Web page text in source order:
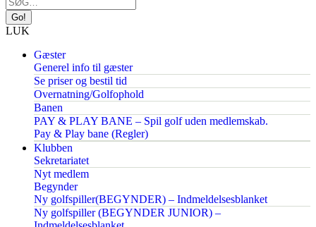
LUK
Gæster
Generel info til gæster
Se priser og bestil tid
Overnatning/Golfophold
Banen
PAY & PLAY BANE – Spil golf uden medlemskab.
Pay & Play bane (Regler)
Klubben
Sekretariatet
Nyt medlem
Begynder
Ny golfspiller(BEGYNDER) – Indmeldelsesblanket
Ny golfspiller (BEGYNDER JUNIOR) –